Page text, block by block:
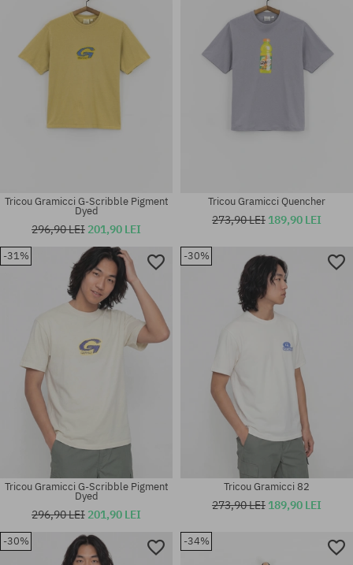
Mărimi existente:
Mărimi existente:
Mărimi existente:
Tricou Gramicci G-Scribble Pigment
Dyed
296,90 LEI 201,90 LEI
Mărimi existente:
Tricou Gramicci Quencher
273,90 LEI 189,90 LEI
-31%
Tricou Gramicci G-Scribble Pigment
Dyed
296,90 LEI 201,90 LEI
-30%
Tricou Gramicci 82
273,90 LEI 189,90 LEI
-30% -34%